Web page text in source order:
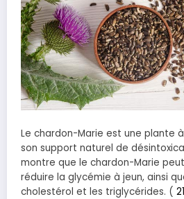
Le chardon-Marie est une plante
son support naturel de
montre que le chardon-Marie
réduire la glycémie à jeun, ainsi
cholestérol et les triglycérides. ( 21